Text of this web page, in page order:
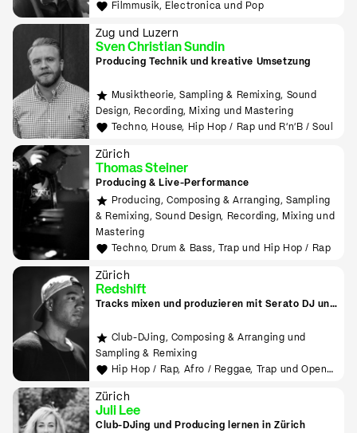
Filmmusik, Electronica und Pop
Zug und Luzern
Sven Christian Sundin
Producing Technik und kreative Umsetzung
Musiktheorie, Sampling & Remixing, Sound
Design, Recording, Mixing und Mastering
Techno, House, Hip Hop / Rap und R'n'B / Soul
Zürich
Thomas Steiner
Producing & Live-Performance
Producing, Composing & Arranging, Sampling
& Remixing, Sound Design, Recording, Mixing und
Mastering
Techno, Drum & Bass, Trap und Hip Hop / Rap
Zürich
Redshift
Tracks mixen und produzieren mit Serato DJ und
Club-DJing, Composing & Arranging und
Sampling & Remixing
Hip Hop / Rap, Afro / Reggae, Trap und Open
Zürich
Juli Lee
Club-DJing und Producing lernen in Zürich